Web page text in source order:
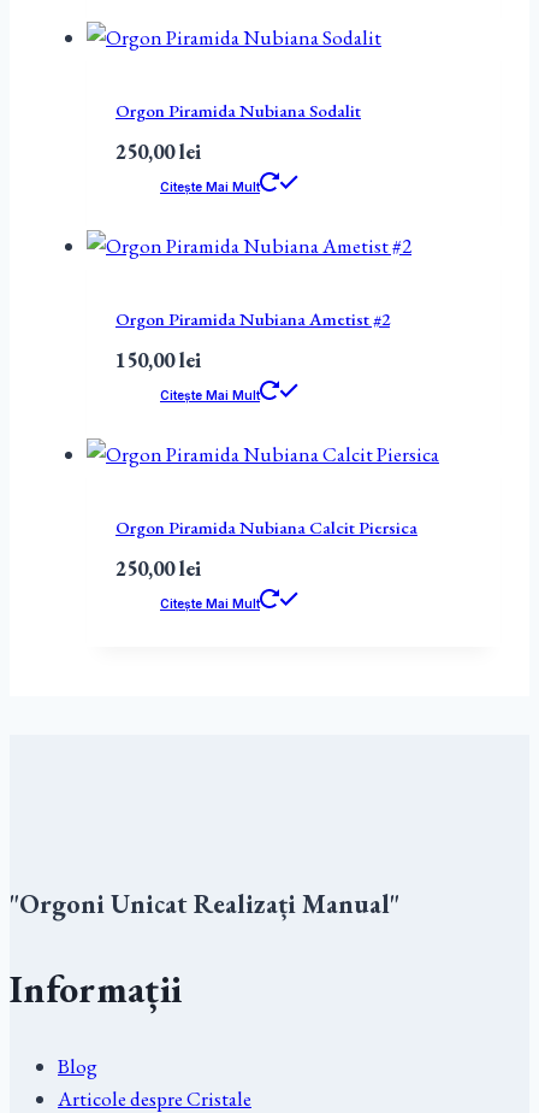
Orgon Piramida Nubiana Sodalit
250,00lei
Citește Mai Mult
Orgon Piramida Nubiana Ametist #2
150,00lei
Citește Mai Mult
Orgon Piramida Nubiana Calcit Piersica
250,00lei
Citește Mai Mult
"Orgoni Unicat Realizați Manual"
Informații
Blog
Articole despre Cristale